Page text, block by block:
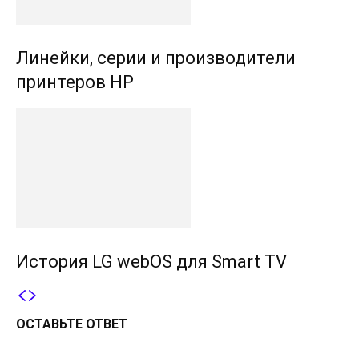
Линейки, серии и производители
принтеров HP
История LG webOS для Smart TV
ОСТАВЬТЕ ОТВЕТ